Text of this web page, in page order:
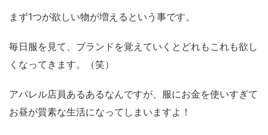
まず1つが欲しい物が増えるという事です。
毎日服を見て、ブランドを覚えていくとどれもこれも欲し
くなってきます。（笑）
アパレル店員あるあるなんですが、服にお金を使いすぎて
お昼が質素な生活になってしまいますよ！